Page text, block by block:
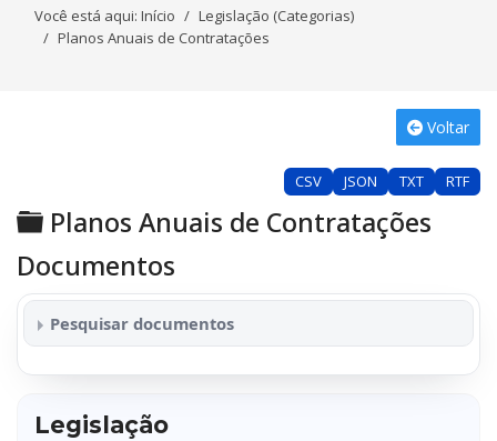
Você está aqui: Início
Legislação (Categorias)
Planos Anuais de Contratações
Voltar
CSV JSON TXT RTF
Pasta
Planos Anuais de Contratações
Documentos
Pesquisar documentos
Legislação